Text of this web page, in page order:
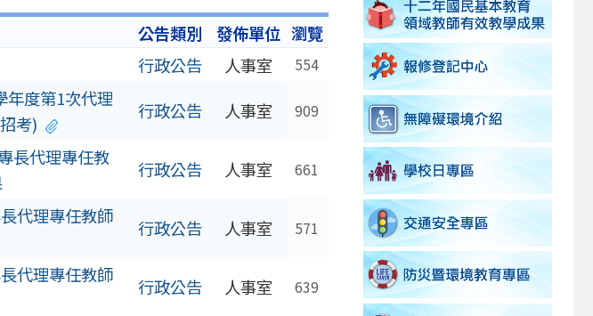
公告類別 發佈單位 瀏覽
行政公告 人事室 554
年度第1次代理
考)
行政公告 人事室 909
長代理專任教
行政公告 人事室 661
代理專任教師
行政公告 人事室 571
代理專任教師
行政公告 人事室 639